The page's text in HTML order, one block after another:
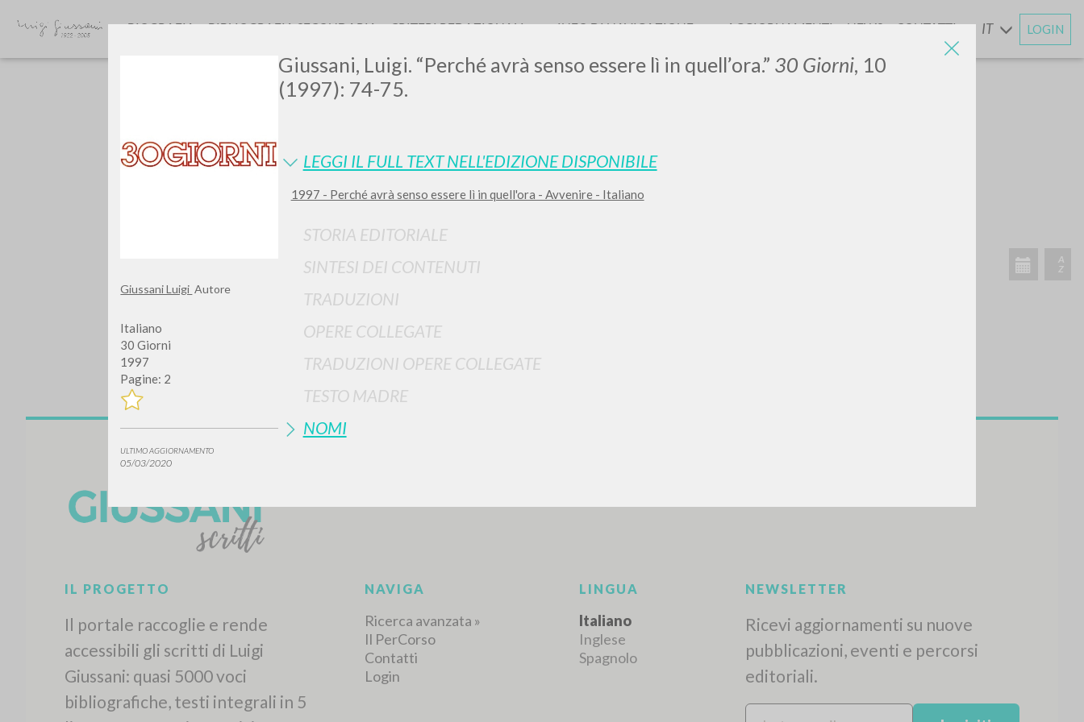
Giussani Luigi Autore
Italiano
30 Giorni
1997
Pagine: 2
ULTIMO AGGIORNAMENTO
05/03/2020
Giussani, Luigi. “Perché avrà senso essere lì in quell’ora.” 30 Giorni, 10
(1997): 74-75.
LEGGI IL FULL TEXT NELL'EDIZIONE DISPONIBILE
1997 - Perché avrà senso essere lì in quell'ora - Avvenire - Italiano
STORIA EDITORIALE
SINTESI DEI CONTENUTI
TRADUZIONI
OPERE COLLEGATE
TRADUZIONI OPERE COLLEGATE
TESTO MADRE
NOMI
BIOGRAFIA BIBLIOGRAFIA SECONDARIA CRITERI REDAZIONALI INFO DI NAVIGAZIONE AGGIORNAMENTIENEWS CONTATTI IT LOGIN
0DOCUMENTI TROVATI
Visualizza dettagli per tipologia
A
Z
RISULTATI SUCCESSIVI
IL PROGETTO
Il portale raccoglie e rende
accessibili gli scritti di Luigi
Giussani: quasi 5000 voci
bibliografiche, testi integrali in 5
NAVIGA
Ricerca avanzata »
Il PerCorso
Contatti
Login
LINGUA
Italiano
Inglese
Spagnolo
NEWSLETTER
Ricevi aggiornamenti su nuove
pubblicazioni, eventi e percorsi
editoriali.